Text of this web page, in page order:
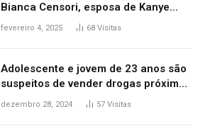
Bianca Censori, esposa de Kanye
West que apareceu nua no Grammy
fevereiro 4, 2025 68 Visitas
Adolescente e jovem de 23 anos são
suspeitos de vender drogas próximo
de delegacia e escola, diz polícia
dezembro 28, 2024 57 Visitas